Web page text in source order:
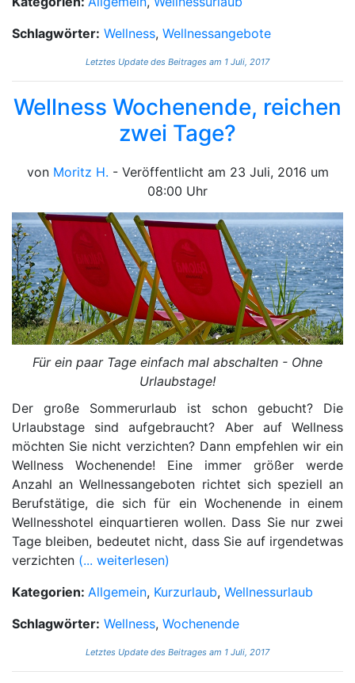
Schlagwörter: Wellness, Wellnessangebote
Letztes Update des Beitrages am 1 Juli, 2017
Wellness Wochenende, reichen
zwei Tage?
von Moritz H. - Veröffentlicht am 23 Juli, 2016 um
08:00 Uhr
Für ein paar Tage einfach mal abschalten - Ohne
Urlaubstage!
Der große Sommerurlaub ist schon gebucht? Die
Urlaubstage sind aufgebraucht? Aber auf Wellness
möchten Sie nicht verzichten? Dann empfehlen wir ein
Wellness Wochenende! Eine immer größer werde
Anzahl an Wellnessangeboten richtet sich speziell an
Berufstätige, die sich für ein Wochenende in einem
Wellnesshotel einquartieren wollen. Dass Sie nur zwei
Tage bleiben, bedeutet nicht, dass Sie auf irgendetwas
verzichten (... weiterlesen)
Kategorien: Allgemein, Kurzurlaub, Wellnessurlaub
Schlagwörter: Wellness, Wochenende
Letztes Update des Beitrages am 1 Juli, 2017